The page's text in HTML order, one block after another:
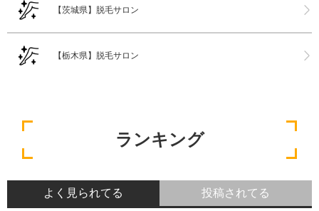
【茨城県】脱毛サロン
【栃木県】脱毛サロン
ランキング
よく見られてる 投稿されてる